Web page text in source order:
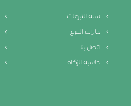
سلة التبرعات
حالات التبرع
اتصل بنا
حاسبة الزكاة